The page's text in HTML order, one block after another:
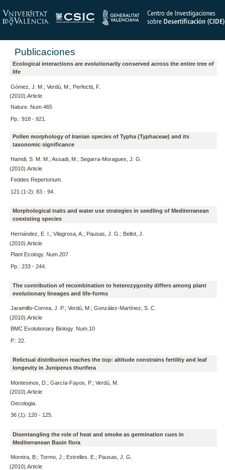
Publicaciones
Ecological interactions are evolutionarily conserved across the entire tree of
life
Gómez, J. M.; Verdú, M.; Perfectti, F.
(2010).Article
Nature. Num.465
Pp.: 918 - 921.
Pollen morphology of Iranian species of Typha (Typhaceae) and its
taxonomic significance
Hamdi, S. M. M.; Assadi, M.; Segarra-Moragues, J. G.
(2010).Article
Feddes Repertorium.
121 (1-2): 83 - 94.
Morphological traits and water use strategies in seedling of Mediterranean
coexisting species
Hernández, E. I.; Vilagrosa, A.; Pausas, J. G.; Bellot, J.
(2010).Article
Plant Ecology. Num.207
Pp.: 233 - 244.
The contribution of recombination to heterozygosity differs among plant
evolutionary lineages and life-forms
Jaramillo-Correa, J. P.; Verdú, M.; González-Martínez, S. C.
(2010).Article
BMC Evolutionary Biology. Num.10
P.: 22.
Relictual distriburion reaches the top: altitude constrains fertility and leaf
longevity in Juniperus thurifera
Montesinos, D.; García-Fayos, P.; Verdú, M.
(2010).Article
Oecologia.
36 (1): 120 - 125.
Disentangling the role of heat and smoke as germination cues in
Mediterranean Basin flora
Moreira, B.; Tormo, J.; Estrelles. E.; Pausas, J. G.
(2010).Article